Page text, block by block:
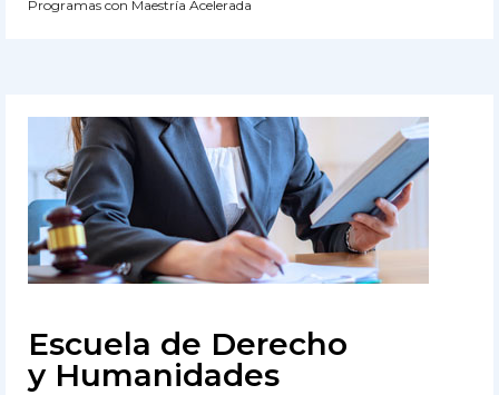
Programas con Maestría Acelerada
Escuela de Derecho
y Humanidades